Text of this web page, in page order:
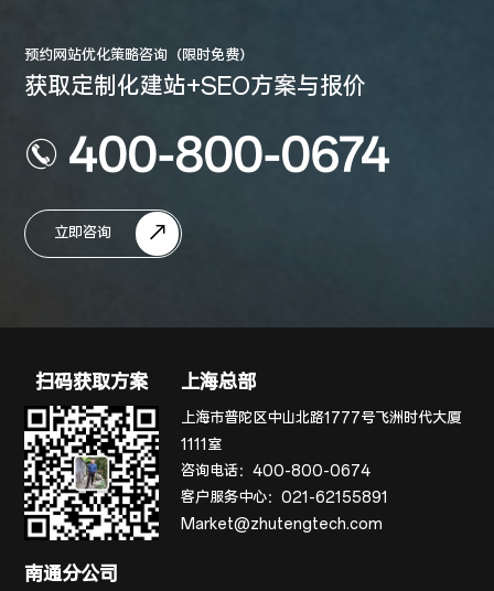
预约网站优化策略咨询（限时免费）
获取定制化建站+SEO方案与报价
400-800-0674
立即咨询
扫码获取方案 上海总部
上海市普陀区中山北路1777号飞洲时代大厦
1111室
咨询电话：400-800-0674
客户服务中心：021-62155891
Market@zhutengtech.com
南通分公司